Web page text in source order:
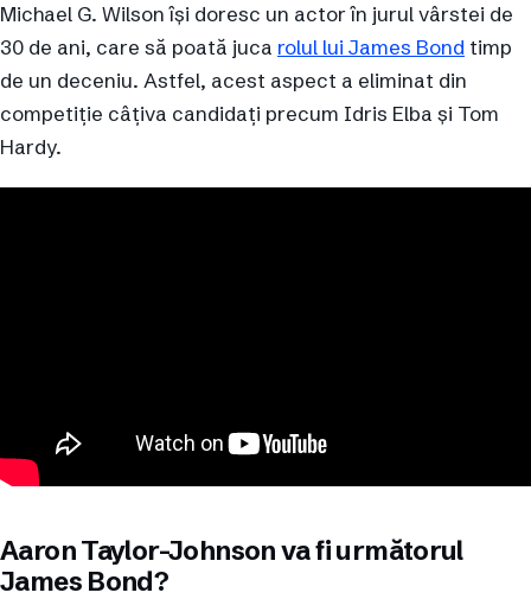
Michael G. Wilson își doresc un actor în jurul vârstei de
30 de ani, care să poată juca rolul lui James Bond timp
de un deceniu. Astfel, acest aspect a eliminat din
competiție câțiva candidați precum Idris Elba și Tom
Hardy.
Aaron Taylor-Johnson va fi următorul
James Bond?